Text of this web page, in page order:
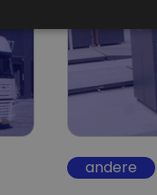
andere